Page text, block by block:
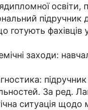
підручник
готують фахівців
заходи:
За ред.
ситуація